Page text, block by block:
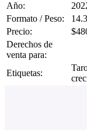
Año:
Formato / Peso:
Precio:
Derechos de
venta para:
Etiquetas: